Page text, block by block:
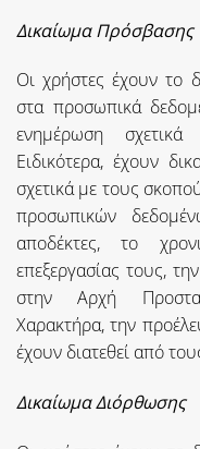
Δικαίωμα Πρόσβασης
Οι χρήστες έχουν το
στα προσωπικά
ενημέρωση
Ειδικότερα, έχουν
σχετικά με τους
προσωπικών
αποδέκτες, το
επεξεργασίας τους,
στην Αρχή
Χαρακτήρα, την
έχουν διατεθεί από
Δικαίωμα Διόρθωσης